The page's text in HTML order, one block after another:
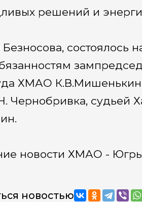
решений и
состоялось
ХМАО
Чернобривка, судьей
новости ХМАО - Югры
новостью